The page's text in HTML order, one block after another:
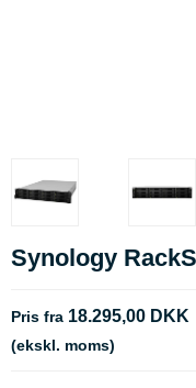
Synology
Pris fra 18.295,00 DKK
(ekskl. moms)